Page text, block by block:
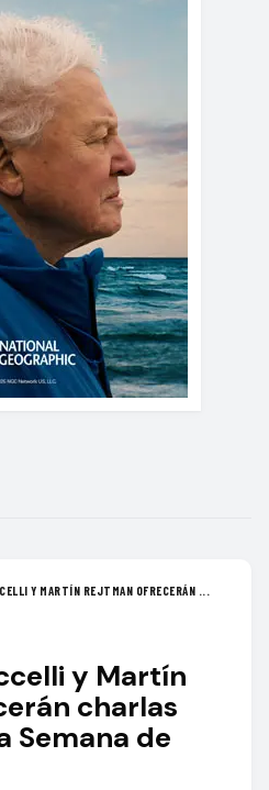
Y MARTÍN REJTMAN OFRECERÁN ...
y Martín
charlas
Semana de